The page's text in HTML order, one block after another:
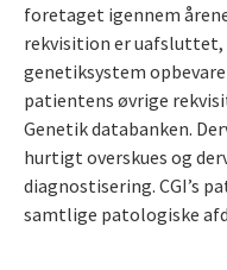
foretaget igennem
rekvisition er
genetiksystem
patientens øvrige
Genetik databanken.
hurtigt overskues og
diagnostisering. CGI’s
samtlige patologiske